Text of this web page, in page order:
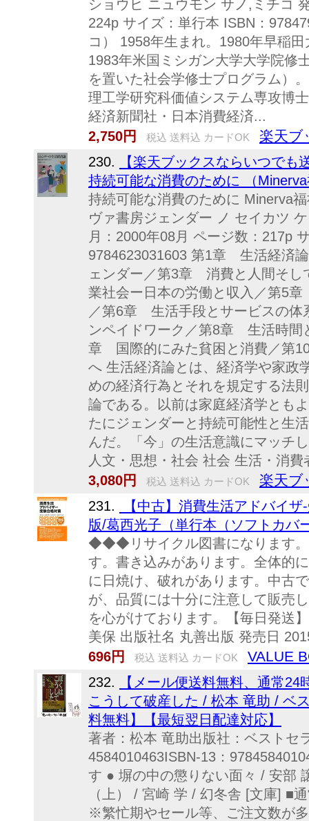
ショウヒ ニュウモン サノ,ミチコ
224p サイズ：単行本 ISBN：
コ） 1958年生まれ。1980年早稲
1983年米国ミシガン大学大学院修
を置いた社会学修士プログラム）
理工学研究科価値システム専攻博
経済新聞社・日本消費経済...
2,750円
税込 送料込 カードOK 楽天ブ
230.
【楽天ブックスならいつで
持続可能な消費のために （
持続可能な消費のために Minerva
ヴァ書房ジェンダー ノ セイカツ
月：2000年08月 ページ数：217p
9784623031603 第1章 生活経済
ェンダー／第3章 消費と人間そ
業社会ー日本の労働と収入／第5
／第6章 生活手段とサービスの
ンペイドワーク／第8章 生活時間
章 国際的にみた貧困と消費／第
へ 生活経済論とは、経済学や家政
めの経済行為とそれを規定する法
論である。以前は家庭経済学とも
たにジェンダーと持続可能性と生
んだ。「今」の生活意識にマッチ
人文・思想・社会 社会 生活・消費
3,080円
税込 送料込 カードOK 楽天ブ
231.
【中古】消費生活アドバイ
版/葛西光子（単行本（ソフトカバ
◆◆◆リサイクル図書になります。
す。書き込みがあります。全体的
に日焼け、破れがあります。中古
が、品質には十分に注意して販売
を心がけております。【毎日発送
美保 出版社名 丸善出版 発売日
696円
税込 送料込 カードOK VALUE
232.
【メール便送料無料、通常
こうして破産した / 松本 竜助 / ベ
料無料】【最短翌日配達対応】
著者：松本 竜助出版社：ベストセ
4584010463ISBN-13：
す ● 塀の中の懲りない面々 / 安部
（上） / 宮崎 学 / 幻冬舎 [文庫] ■
※繁忙期やセール等、ご注文数が